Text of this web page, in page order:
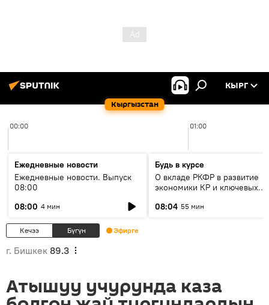
Кыргызстан
КЫРГ
00:00 01:00
Ежедневные новости
Ежедневные новости. Выпуск
08:00
08:00 4 мин
Будь в курсе
О вкладе РКФР в развитие
экономики КР и ключевых
08:04 55 мин
Кечээ Бүгүн Эфирге
г. Бишкек 89.3
Атышуу учурунда каза